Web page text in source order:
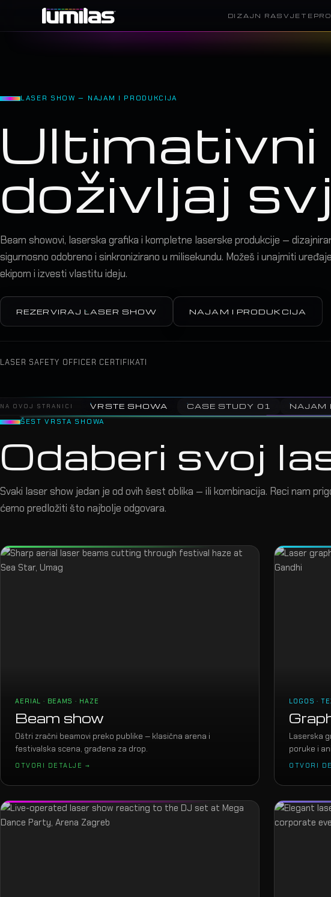
DIZAJN RASVJETE
LASER SHOW — NAJAM I PRODUKCIJA
Ultimativni
doživljaj
Beam showovi, laserska grafika i kompletne laserske produkcije —
sigurnosno odobreno i sinkronizirano u milisekundu. Možeš i unajmiti
ekipom i izvesti vlastitu ideju.
REZERVIRAJ LASER SHOW NAJAM I PRODUKCIJA
LASER SAFETY OFFICER CERTIFIKATI
NA OVOJ STRANICI VRSTE SHOWA CASE STUDY 01 NAJAM
ŠEST VRSTA SHOWA
Odaberi svoj
Svaki laser show jedan je od ovih šest oblika — ili kombinacija. Reci nam
ćemo predložiti što najbolje odgovara.
AERIAL · BEAMS · HAZE
Beam show
Oštri zračni beamovi preko publike — klasična arena i
festivalska scena, građena za drop.
OTVORI DETALJE →
LOGOS ·
Laserska
poruke i
OTVORI